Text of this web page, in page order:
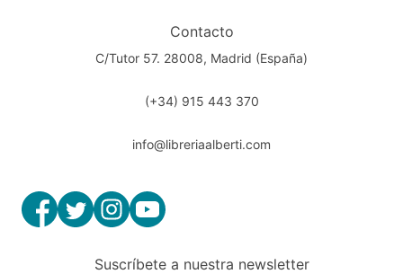
Contacto
C/Tutor 57. 28008, Madrid (España)
(+34) 915 443 370
info@libreriaalberti.com
Suscríbete a nuestra newsletter